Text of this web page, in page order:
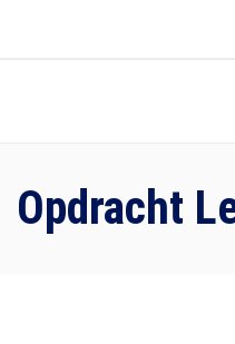
Opdracht